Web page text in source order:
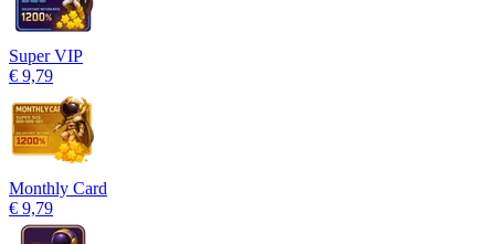
Super VIP
€ 9,79
Monthly Card
€ 9,79